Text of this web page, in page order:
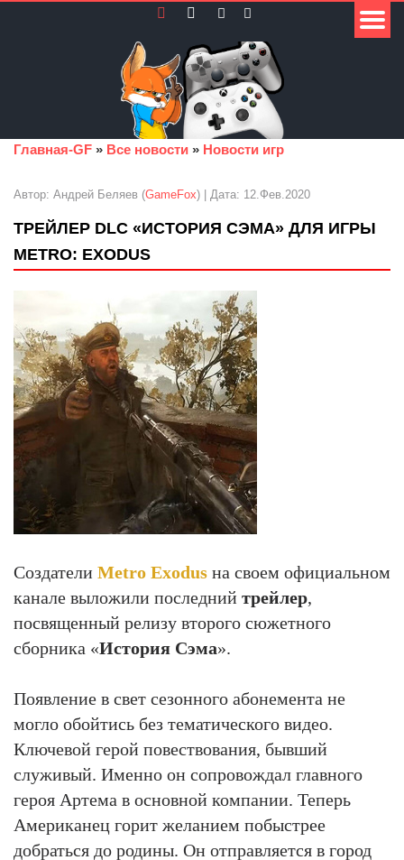
Главная-GF » Все новости » Новости игр
Автор: Андрей Беляев (GameFox) | Дата: 12.Фев.2020
ТРЕЙЛЕР DLC «ИСТОРИЯ СЭМА» ДЛЯ ИГРЫ
METRO: EXODUS
Создатели Metro Exodus на своем официальном
канале выложили последний трейлер,
посвященный релизу второго сюжетного
сборника «История Сэма».
Появление в свет сезонного абонемента не
могло обойтись без тематического видео.
Ключевой герой повествования, бывший
служивый. Именно он сопровождал главного
героя Артема в основной компании. Теперь
Американец горит желанием побыстрее
добраться до родины. Он отправляется в город